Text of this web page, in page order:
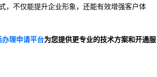
，不仅能提升企业形象，还能有效增强客户体
理申请平台为您提供更专业的技术方案和开通服